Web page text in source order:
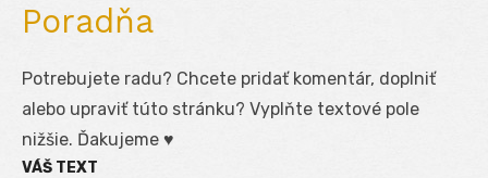
Poradňa
Potrebujete radu? Chcete pridať komentár, doplniť
alebo upraviť túto stránku? Vyplňte textové pole
nižšie. Ďakujeme ♥
VÁŠ TEXT